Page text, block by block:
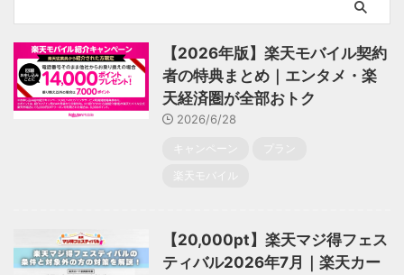
【2026年版】楽天モバイル契約
者の特典まとめ｜エンタメ・楽
天経済圏が全部おトク
2026/6/28
キャンペーン
プラン
楽天モバイル
【20,000pt】楽天マジ得フェス
ティバル2026年7月｜楽天カー